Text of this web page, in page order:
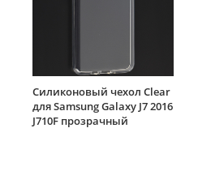
Силиконовый чехол Clear
для Samsung Galaxy J7 2016
J710F прозрачный